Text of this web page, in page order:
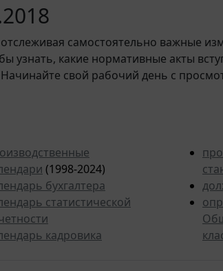
самостоятельно важные
узнать, какие нормативные акты
свой рабочий день с
(1998-2024)
бухгалтера
статистической
кадровика